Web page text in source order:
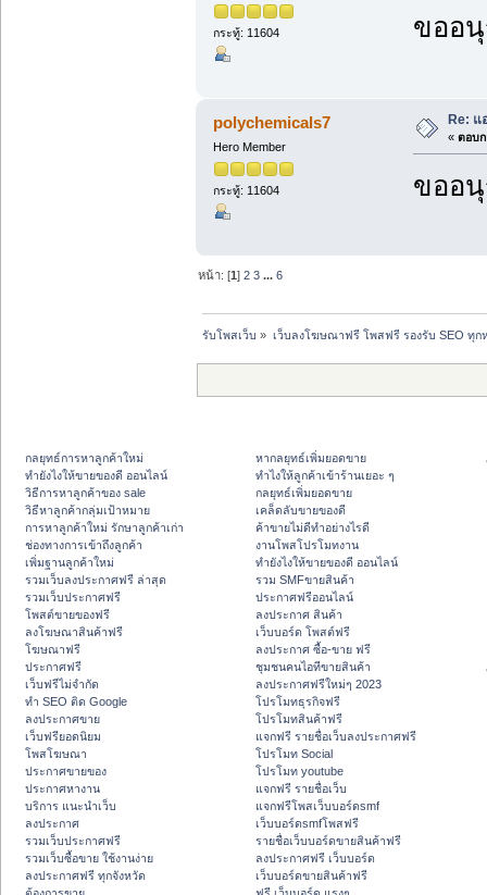
กระทู้: 11604 ขออ
polychemicals7
Hero Member
กระทู้: 11604
Re: แ
« ตอบก
ขออ
หน้า: [1]2 3 ...6
รับโพสเว็บ » เว็บลงโฆษณาฟรี โพสฟรี รองรับ SEO ทุก
กลยุทธ์การหาลูกค้าใหม่
ทํายังไงให้ขายของดี ออนไลน์
วิธีการหาลูกค้าของ sale
วิธีหาลูกค้ากลุ่มเป้าหมาย
การหาลูกค้าใหม่ รักษาลูกค้าเก่า
ช่องทางการเข้าถึงลูกค้า
เพิ่มฐานลูกค้าใหม่
รวมเว็บลงประกาศฟรี ล่าสุด
รวมเว็บประกาศฟรี
โพสต์ขายของฟรี
ลงโฆษณาสินค้าฟรี
โฆษณาฟรี
ประกาศฟรี
เว็บฟรีไม่จำกัด
ทำ SEO ติด Google
ลงประกาศขาย
เว็บฟรียอดนิยม
โพสโฆษณา
ประกาศขายของ
ประกาศหางาน
บริการ แนะนำเว็บ
ลงประกาศ
รวมเว็บประกาศฟรี
รวมเว็บซื้อขาย ใช้งานง่าย
ลงประกาศฟรี ทุกจังหวัด
หากลยุทธ์เพิ่มยอดขาย
ทําไงให้ลูกค้าเข้าร้านเยอะ ๆ
กลยุทธ์เพิ่มยอดขาย
เคล็ดลับขายของดี
ค้าขายไม่ดีทำอย่างไรดี
งานโพสโปรโมทงาน
ทํายังไงให้ขายของดี ออนไลน์
รวม SMFขายสินค้า
ประกาศฟรีออนไลน์
ลงประกาศ สินค้า
เว็บบอร์ด โพสต์ฟรี
ลงประกาศ ซื้อ-ขาย ฟรี
ชุมชนคนไอทีขายสินค้า
ลงประกาศฟรีใหม่ๆ 2023
โปรโมทธุรกิจฟรี
โปรโมทสินค้าฟรี
แจกฟรี รายชื่อเว็บลงประกาศฟรี
โปรโมท Social
โปรโมท youtube
แจกฟรี รายชื่อเว็บ
แจกฟรีโพสเว็บบอร์ดsmf
เว็บบอร์ดsmfโพสฟรี
รายชื่อเว็บบอร์ดขายสินค้าฟรี
ลงประกาศฟรี เว็บบอร์ด
เว็บบอร์ดขายสินค้าฟรี